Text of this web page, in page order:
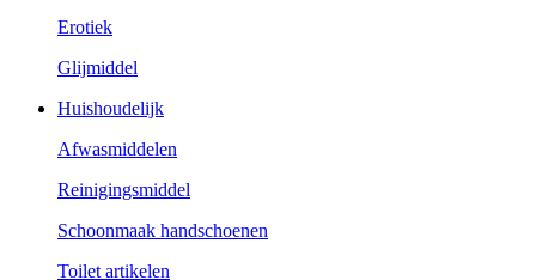
Erotiek
Glijmiddel
Huishoudelijk
Afwasmiddelen
Reinigingsmiddel
Schoonmaak handschoenen
Toilet artikelen